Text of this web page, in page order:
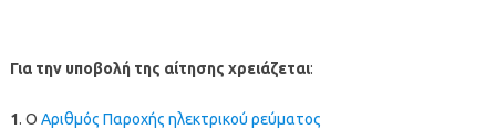
Για την υποβολή της αίτησης χρειάζεται:
1. Ο Αριθμός Παροχής ηλεκτρικού ρεύματος